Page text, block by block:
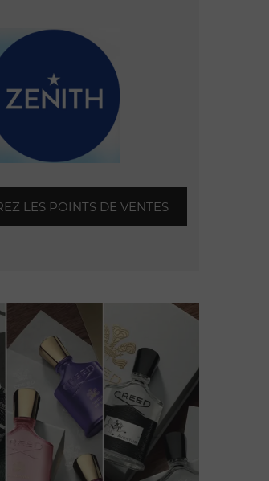
LES POINTS DE VENTES